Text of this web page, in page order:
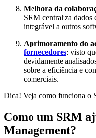
Melhora da
SRM centraliza dados
integrável a outros
Aprimoramento do
fornecedores: visto
devidamente
sobre a eficiência e
comerciais.
Dica! Veja como funciona o
Como um SRM
Management?